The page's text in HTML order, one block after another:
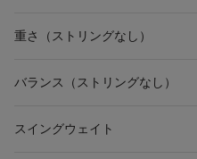
重さ（ストリングなし）
バランス（ストリングなし）
スイングウェイト